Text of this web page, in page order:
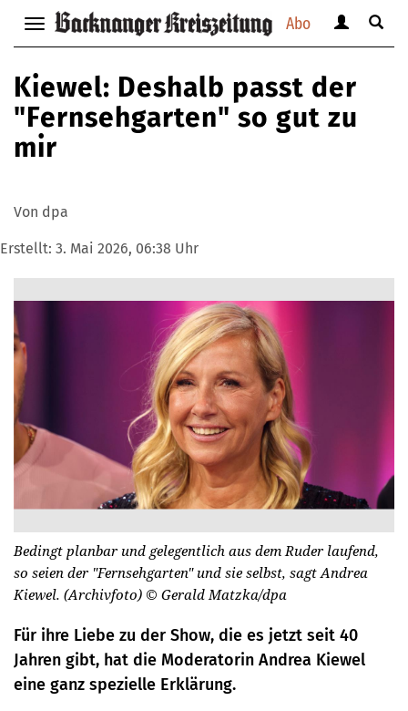
Abo
Navigation
anzeigen
bzw.
verbergen
anzeigen
verbergen
Suche
Kiewel: Deshalb passt der
"Fernsehgarten" so gut zu
mir
Von dpa
Erstellt: 3. Mai 2026, 06:38 Uhr
Bedingt planbar und gelegentlich aus dem Ruder laufend,
so seien der "Fernsehgarten" und sie selbst, sagt Andrea
Kiewel. (Archivfoto) © Gerald Matzka/dpa
Für ihre Liebe zu der Show, die es jetzt seit 40
Jahren gibt, hat die Moderatorin Andrea Kiewel
eine ganz spezielle Erklärung.